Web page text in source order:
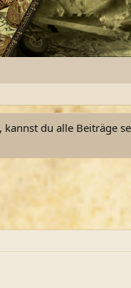
du alle Beiträge